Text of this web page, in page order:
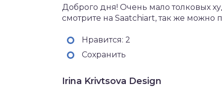
Доброго дня! Очень мало толковых
смотрите на Saatchiart, так же можно
Нравится: 2
Сохранить
Irina Krivtsova Design